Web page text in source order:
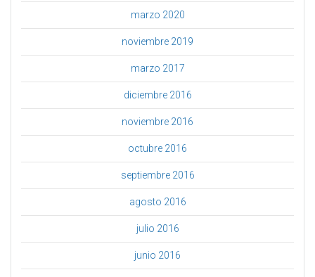
marzo 2020
noviembre 2019
marzo 2017
diciembre 2016
noviembre 2016
octubre 2016
septiembre 2016
agosto 2016
julio 2016
junio 2016